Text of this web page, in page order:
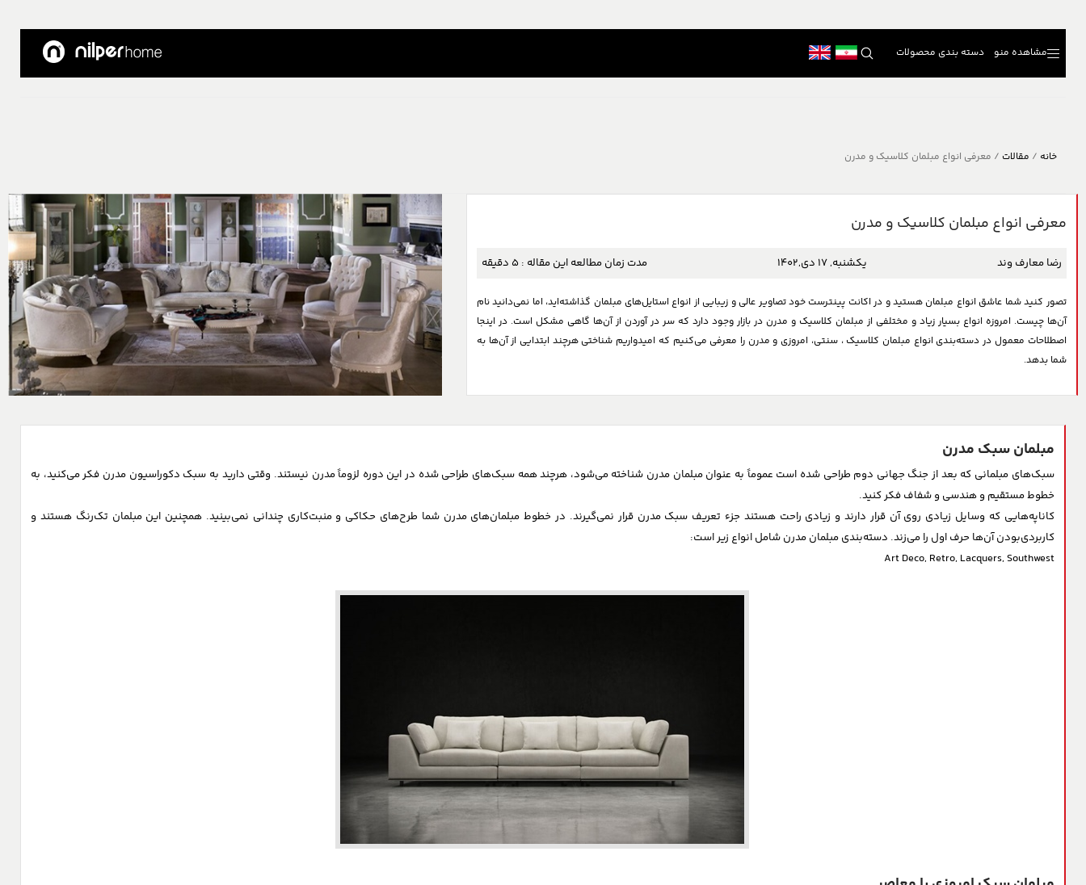
مشاهده منو دسته بندی محصولات
خانه درباره ما محصولات عاملین فروش و خدمات
عاملین فروش مبلمان خانگی
عاملین خدمات پس از فروش
دانلود
لیست قیمت
تماس با ما
تماس با نیلپر
باشگاه مشتریان
ورود به باشگاه
مقالات پورتال عاملین
خانه / مقالات / معرفی انواع مبلمان کلاسیک و مدرن
معرفی انواع مبلمان کلاسیک و مدرن
رضا معارف وند یکشنبه, 17 دی,1402 مدت زمان مطالعه این مقاله :5 دقیقه
تصور کنید شما عاشق انواع مبلمان هستید و در اکانت پینترست خود تصاویر عالی و زیبایی از انواع استایل‌های مبلمان گذاشته‌اید، اما نمی‌دانید نام
آن‌ها چیست. امروزه انواع بسیار زیاد و مختلفی از مبلمان کلاسیک و مدرن در بازار وجود دارد که سر در آوردن از آن‌ها گاهی مشکل است. در اینجا
اصطلاحات معمول در دسته‌بندی انواع مبلمان کلاسیک ، سنتی، امروزی و مدرن را معرفی می‌کنیم که امیدواریم شناختی هرچند ابتدایی از آن‌ها به
شما بدهد.
مبلمان سبک مدرن
سبک‌های مبلمانی که بعد از جنگ جهانی دوم طراحی شده است عموماً به عنوان مبلمان مدرن شناخته می‌شود، هرچند همه سبک‌های طراحی شده در این دوره لزوماً مدرن نیستند. وقتی دارید به سبک دکوراسیون مدرن فکر می‌کنید، به
خطوط مستقیم و هندسی و شفاف فکر کنید.
کاناپه‌هایی که وسایل زیادی روی آن قرار دارند و زیادی راحت هستند جزء تعریف سبک مدرن قرار نمی‌گیرند. در خطوط مبلمان‌های مدرن شما طرح‌های حکاکی و منبت‌کاری چندانی نمی‌بینید. همچنین این مبلمان‌ تک‌رنگ هستند و
کاربردی‌بودن آن‌ها حرف اول را می‌زند. دسته‌بندی مبلمان مدرن شامل انواع زیر است:
Art Deco, Retro, Lacquers, Southwest